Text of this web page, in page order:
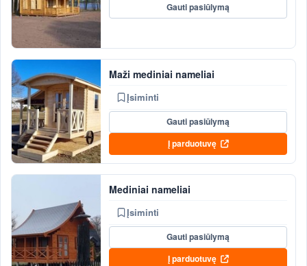
Gauti pasiūlymą
Maži mediniai nameliai
Įsiminti
Gauti pasiūlymą
Į parduotuvę
Mediniai nameliai
Įsiminti
Gauti pasiūlymą
Į parduotuvę